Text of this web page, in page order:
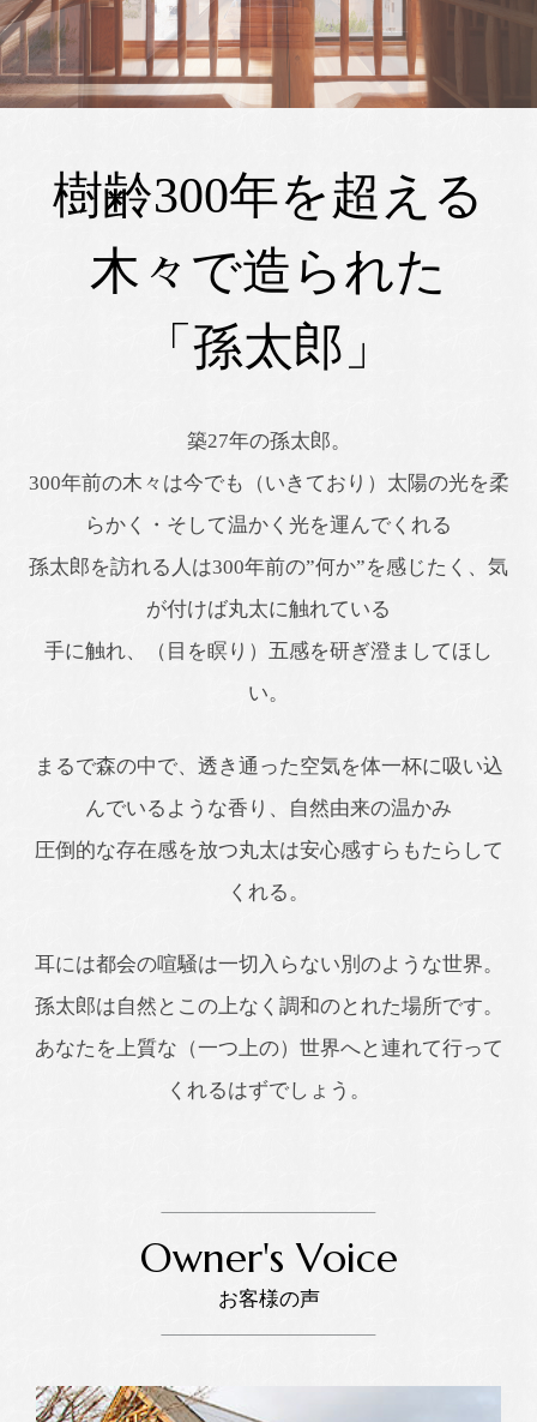
樹齢300年を超える
木々で造られた
「孫太郎」
築27年の孫太郎。
300年前の木々は今でも（いきており）太陽の光を柔
らかく・そして温かく光を運んでくれる
孫太郎を訪れる人は300年前の”何か”を感じたく、気
が付けば丸太に触れている
手に触れ、（目を瞑り）五感を研ぎ澄ましてほし
い。
まるで森の中で、透き通った空気を体一杯に吸い込
んでいるような香り、自然由来の温かみ
圧倒的な存在感を放つ丸太は安心感すらもたらして
くれる。
耳には都会の喧騒は一切入らない別のような世界。
孫太郎は自然とこの上なく調和のとれた場所です。
あなたを上質な（一つ上の）世界へと連れて行って
くれるはずでしょう。
Owner's Voice
お客様の声